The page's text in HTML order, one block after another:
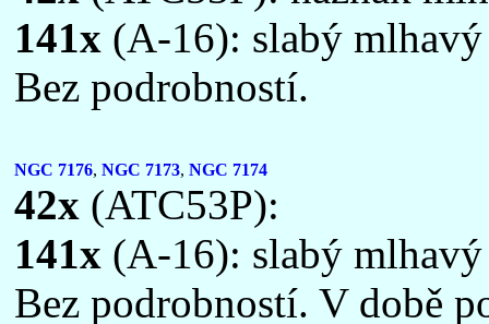
141x (A-16): slabý
Bez podrobností.
NGC 7176, NGC 7173, NGC 7174
42x (ATC53P):
141x (A-16): slabý
Bez podrobností. V době